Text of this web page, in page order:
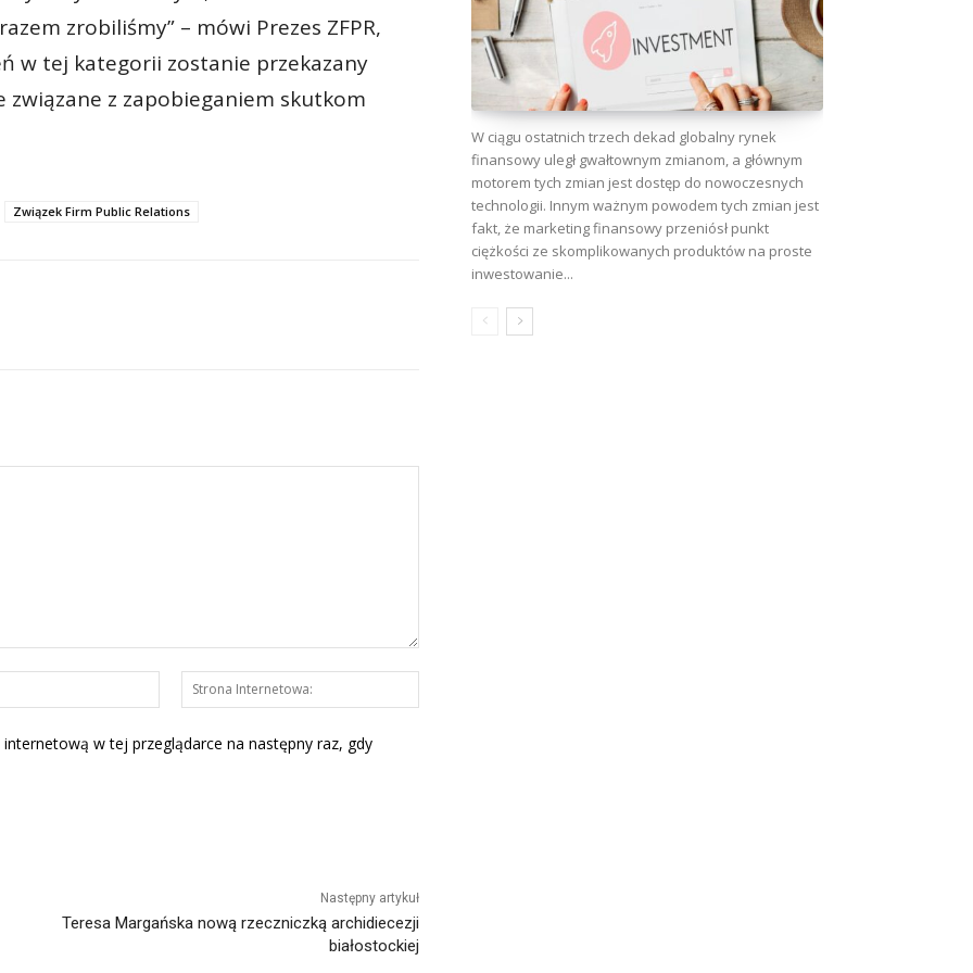
zrobiliśmy” – mówi Prezes ZFPR,
w tej kategorii zostanie przekazany
z zapobieganiem skutkom
Związek Firm Public Relations
mail:*
Internetowa:
w tej przeglądarce na następny raz, gdy
Następny artykuł
Teresa Margańska nową rzeczniczką archidiecezji
białostockiej
W ciągu ostatnich trzech dekad globalny rynek
finansowy uległ gwałtownym zmianom, a głównym
motorem tych zmian jest dostęp do nowoczesnych
technologii. Innym ważnym powodem tych zmian jest
fakt, że marketing finansowy przeniósł punkt
ciężkości ze skomplikowanych produktów na proste
inwestowanie...